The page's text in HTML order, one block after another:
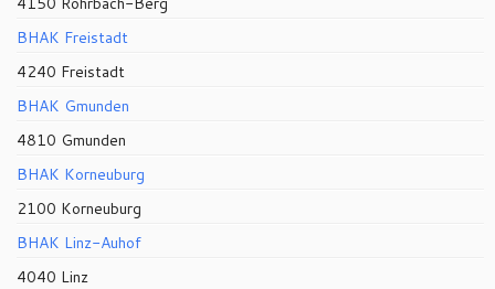
BHAK Freistadt
4240 Freistadt
BHAK Gmunden
4810 Gmunden
BHAK Korneuburg
2100 Korneuburg
BHAK Linz-Auhof
4040 Linz